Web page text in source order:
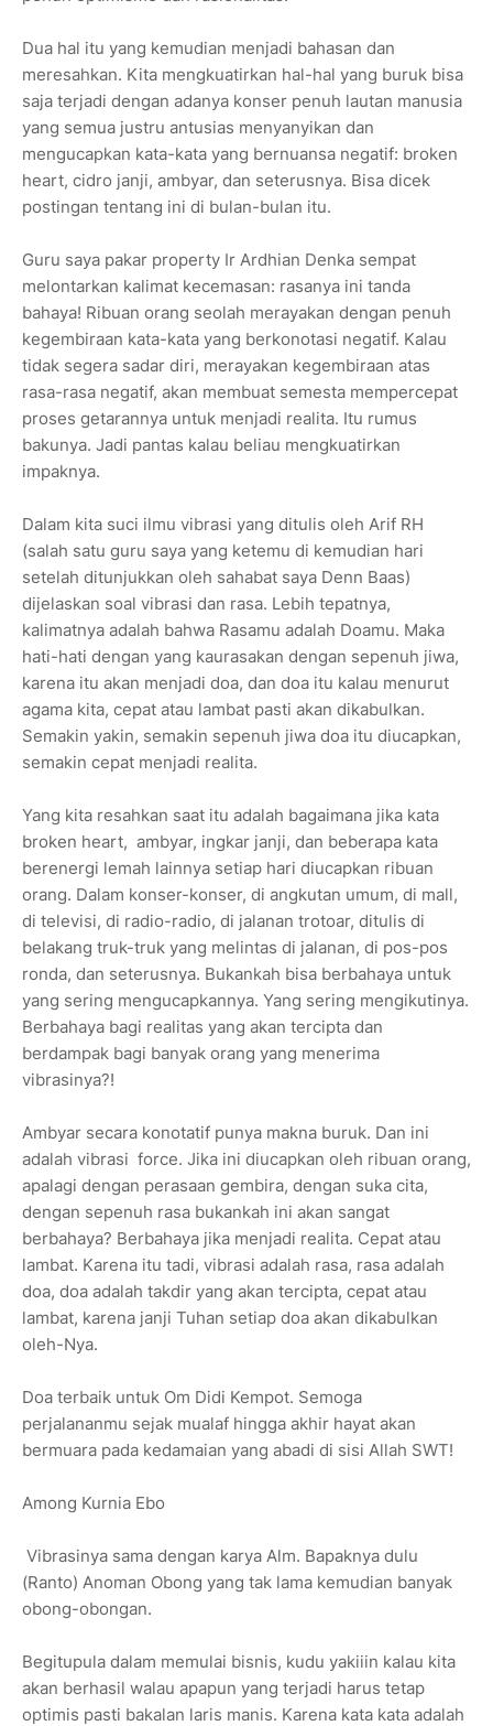
Dua hal itu yang kemudian menjadi bahasan dan
meresahkan. Kita mengkuatirkan hal-hal yang buruk bisa
saja terjadi dengan adanya konser penuh lautan manusia
yang semua justru antusias menyanyikan dan
mengucapkan kata-kata yang bernuansa negatif: broken
heart, cidro janji, ambyar, dan seterusnya. Bisa dicek
postingan tentang ini di bulan-bulan itu.
Guru saya pakar property Ir Ardhian Denka sempat
melontarkan kalimat kecemasan: rasanya ini tanda
bahaya! Ribuan orang seolah merayakan dengan penuh
kegembiraan kata-kata yang berkonotasi negatif. Kalau
tidak segera sadar diri, merayakan kegembiraan atas
rasa-rasa negatif, akan membuat semesta mempercepat
proses getarannya untuk menjadi realita. Itu rumus
bakunya. Jadi pantas kalau beliau mengkuatirkan
impaknya.
Dalam kita suci ilmu vibrasi yang ditulis oleh Arif RH
(salah satu guru saya yang ketemu di kemudian hari
setelah ditunjukkan oleh sahabat saya Denn Baas)
dijelaskan soal vibrasi dan rasa. Lebih tepatnya,
kalimatnya adalah bahwa Rasamu adalah Doamu. Maka
hati-hati dengan yang kaurasakan dengan sepenuh jiwa,
karena itu akan menjadi doa, dan doa itu kalau menurut
agama kita, cepat atau lambat pasti akan dikabulkan.
Semakin yakin, semakin sepenuh jiwa doa itu diucapkan,
semakin cepat menjadi realita.
Yang kita resahkan saat itu adalah bagaimana jika kata
broken heart, ambyar, ingkar janji, dan beberapa kata
berenergi lemah lainnya setiap hari diucapkan ribuan
orang. Dalam konser-konser, di angkutan umum, di mall,
di televisi, di radio-radio, di jalanan trotoar, ditulis di
belakang truk-truk yang melintas di jalanan, di pos-pos
ronda, dan seterusnya. Bukankah bisa berbahaya untuk
yang sering mengucapkannya. Yang sering mengikutinya.
Berbahaya bagi realitas yang akan tercipta dan
berdampak bagi banyak orang yang menerima
vibrasinya?!
Ambyar secara konotatif punya makna buruk. Dan ini
adalah vibrasi force. Jika ini diucapkan oleh ribuan orang,
apalagi dengan perasaan gembira, dengan suka cita,
dengan sepenuh rasa bukankah ini akan sangat
berbahaya? Berbahaya jika menjadi realita. Cepat atau
lambat. Karena itu tadi, vibrasi adalah rasa, rasa adalah
doa, doa adalah takdir yang akan tercipta, cepat atau
lambat, karena janji Tuhan setiap doa akan dikabulkan
oleh-Nya.
Doa terbaik untuk Om Didi Kempot. Semoga
perjalananmu sejak mualaf hingga akhir hayat akan
bermuara pada kedamaian yang abadi di sisi Allah SWT!
Among Kurnia Ebo
Vibrasinya sama dengan karya Alm. Bapaknya dulu
(Ranto) Anoman Obong yang tak lama kemudian banyak
obong-obongan.
Begitupula dalam memulai bisnis, kudu yakiiin kalau kita
akan berhasil walau apapun yang terjadi harus tetap
optimis pasti bakalan laris manis. Karena kata kata adalah